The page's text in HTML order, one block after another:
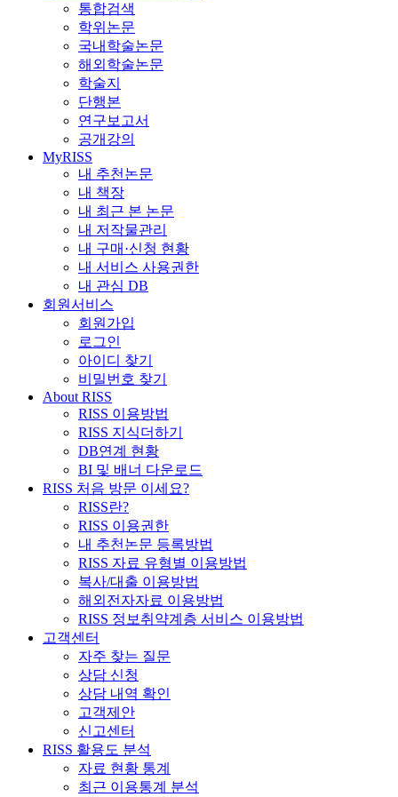
통합검색
학위논문
국내학술논문
해외학술논문
학술지
단행본
연구보고서
공개강의
MyRISS
내 추천논문
내 책장
내 최근 본 논문
내 저작물관리
내 구매·신청 현황
내 서비스 사용권한
내 관심 DB
회원서비스
회원가입
로그인
아이디 찾기
비밀번호 찾기
About RISS
RISS 이용방법
RISS 지식더하기
DB연계 현황
BI 및 배너 다운로드
RISS 처음 방문 이세요?
RISS란?
RISS 이용권한
내 추천논문 등록방법
RISS 자료 유형별 이용방법
복사/대출 이용방법
해외전자자료 이용방법
RISS 정보취약계층 서비스 이용방법
고객센터
자주 찾는 질문
상담 신청
상담 내역 확인
고객제안
신고센터
RISS 활용도 분석
자료 현황 통계
최근 이용통계 분석